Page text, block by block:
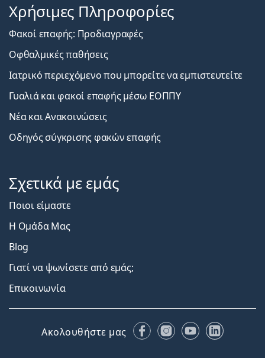
Χρήσιμες Πληροφορίες
Φακοί επαφής: Προδιαγραφές
Οφθαλμικές παθήσεις
Ιατρικό περιεχόμενο που μπορείτε να εμπιστευτείτε
Γυαλιά και φακοί επαφής μέσω ΕΟΠΠΥ
Νέα και Ανακοινώσεις
Οδηγός σύγκρισης φακών επαφής
Σχετικά με εμάς
Ποιοι είμαστε
Η Ομάδα Μας
Blog
Γιατί να ψωνίσετε από εμάς;
Επικοινωνία
Ακολουθήστε μας FacebookInstagram
YouTubeLinkedIn